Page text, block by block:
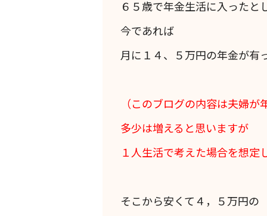
６５歳で年金生活に入ったと
今であれば
月に１４、５万円の年金が有
（このブログの内容は夫婦が
多少は増えると思いますが
１人生活で考えた場合を想定
そこから安くて４，５万円の